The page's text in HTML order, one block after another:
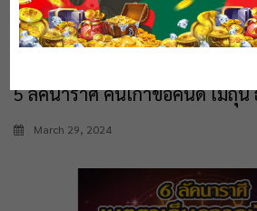
5 ลัคนาราศี คนเก่าขอคืนดี เมถุ
March 29, 2024